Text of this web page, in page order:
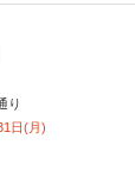
り
日(月)